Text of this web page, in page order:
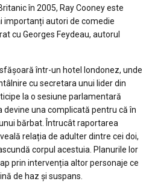
în 2005, Ray Cooney este
importanți autori de comedie
cu Georges Feydeau, autorul
într-un hotel londonez, unde
cu secretara unui lider din
la o sesiune parlamentară
una complicată pentru că în
bărbat. Întrucât raportarea
relația de adulter dintre cei doi,
corpul acestuia. Planurile lor
prin intervenția altor personaje ce
de haz și suspans.